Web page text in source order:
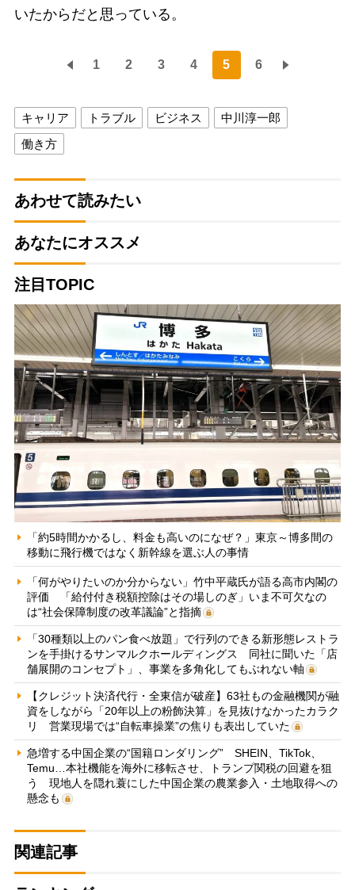
いたからだと思っている。
1 2 3 4 5 6
キャリア トラブル ビジネス
中川淳一郎
働き方
あわせて読みたい
あなたにオススメ
注目TOPIC
「約5時間かかるし、料金も高いのになぜ？」東京～博多間の
移動に飛行機ではなく新幹線を選ぶ人の事情
「何がやりたいのか分からない」竹中平蔵氏が語る高市内閣の
評価 「給付付き税額控除はその場しのぎ」いま不可欠なの
は“社会保障制度の改革議論”と指摘
「30種類以上のパン食べ放題」で行列のできる新形態レストラ
ンを手掛けるサンマルクホールディングス 同社に聞いた「店
舗展開のコンセプト」、事業を多角化してもぶれない軸
【クレジット決済代行・全東信が破産】63社もの金融機関が融
資をしながら「20年以上の粉飾決算」を見抜けなかったカラク
リ 営業現場では“自転車操業”の焦りも表出していた
急増する中国企業の“国籍ロンダリング” SHEIN、TikTok、
Temu…本社機能を海外に移転させ、トランプ関税の回避を狙
う 現地人を隠れ蓑にした中国企業の農業参入・土地取得への
懸念も
関連記事